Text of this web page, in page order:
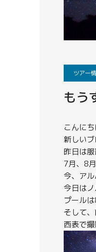
ツアー
もう
こんにち
新しい
昨日は
7月、8
今、アル
今日は
プール
そして
西表で撮